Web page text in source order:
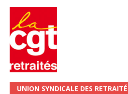
UNION SYNDICALE DES